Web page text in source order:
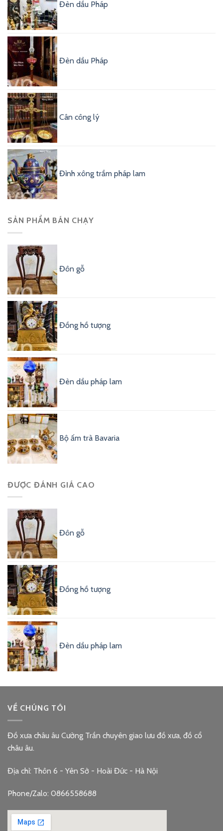
Đèn dầu Pháp
Đèn dầu Pháp
Cân công lý
Đỉnh xông trầm pháp lam
SẢN PHẨM BÁN CHẠY
Đôn gỗ
Đồng hồ tượng
Đèn dầu pháp lam
Bộ ấm trà Bavaria
ĐƯỢC ĐÁNH GIÁ CAO
Đôn gỗ
Đồng hồ tượng
Đèn dầu pháp lam
VỀ CHÚNG TÔI
Đồ xưa châu âu Cường Trần chuyên giao lưu đồ xưa, đồ cổ
châu âu.
Địa chỉ: Thôn 6 - Yên Sở - Hoài Đức - Hà Nội
Phone/Zalo: 0866558688